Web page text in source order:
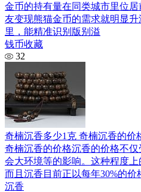
金币的持有量在同类城市里位
友变现熊猫金币的需求就明显
里，能精准识别版别溢
钱币收藏
32
奇楠沉香多少1克 奇楠沉香的价
奇楠沉香的价格沉香的价格不
会大环境等的影响。这种程度上
而且沉香目前正以每年30%的价
沉香